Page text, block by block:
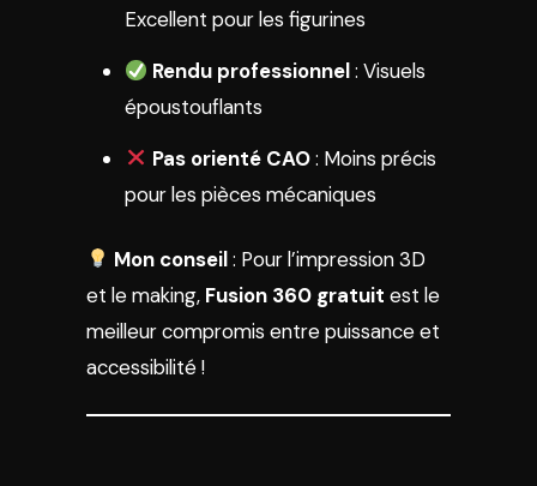
Excellent pour les figurines
Rendu professionnel: Visuels
époustouflants
Pas orienté CAO: Moins précis
pour les pièces mécaniques
Mon conseil: Pour l’impression 3D
et le making, Fusion 360 gratuit est le
meilleur compromis entre puissance et
accessibilité !